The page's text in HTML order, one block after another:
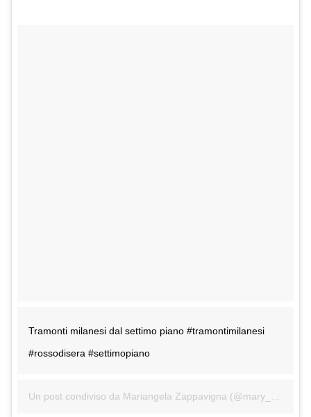
Tramonti milanesi dal settimo piano #tramontimilanesi
#rossodisera #settimopiano
Un post condiviso da Mariangela Zappavigna (@mary_cb2016) in data: